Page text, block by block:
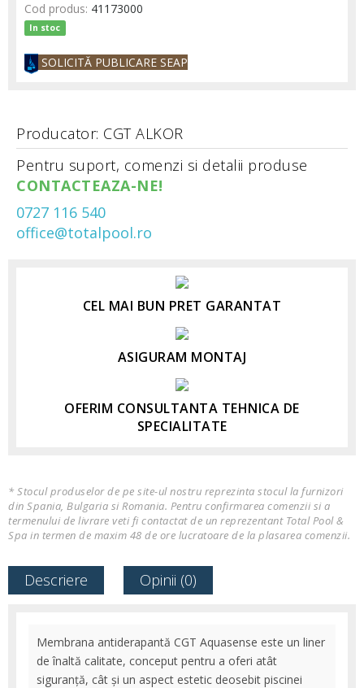
Cod produs: 41173000
In stoc
SOLICITĂ PUBLICARE SEAP
Producator: CGT ALKOR
Pentru suport, comenzi si detalii produse
CONTACTEAZA-NE!
0727 116 540
office@totalpool.ro
CEL MAI BUN PRET GARANTAT
ASIGURAM MONTAJ
OFERIM CONSULTANTA TEHNICA DE
SPECIALITATE
* Stocul produselor de pe site-ul nostru reprezinta stocul la furnizori
din Spania, Bulgaria si Romania. Pentru confirmarea comenzii si a
termenului de livrare veti fi contactat de un reprezentant Total Pool &
Spa in termen de maxim 48 de ore lucratoare de la plasarea comenzii.
Descriere Opinii (0)
Membrana antiderapantă CGT Aquasense este un liner
de înaltă calitate, conceput pentru a oferi atât
siguranță, cât și un aspect estetic deosebit piscinei